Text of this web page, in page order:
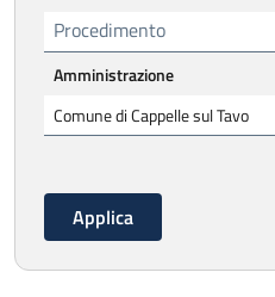
Procedimento
Amministrazione